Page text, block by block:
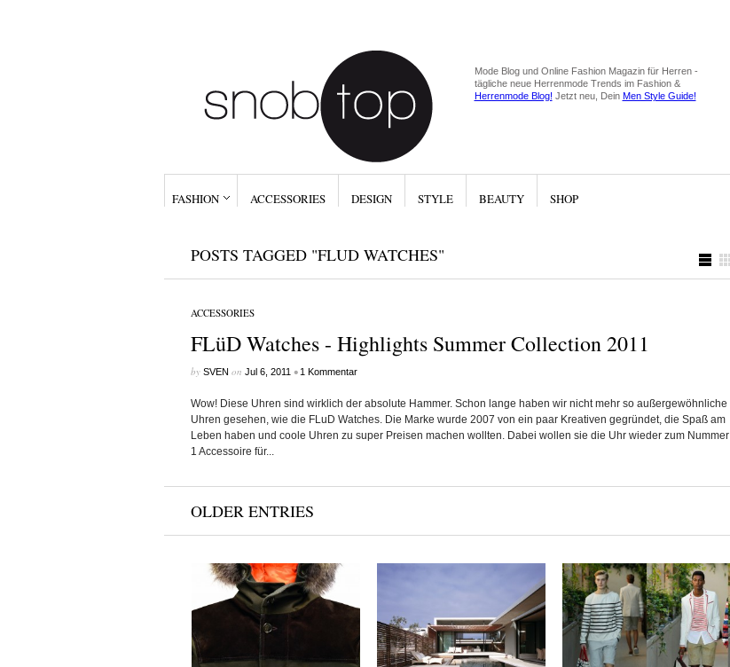
Mode Blog und Online Fashion Magazin für Herren -
tägliche neue Herrenmode Trends im Fashion &
Herrenmode Blog! Jetzt neu, Dein Men Style Guide!
FASHION ACCESSORIES DESIGN STYLE BEAUTY SHOP
POSTS TAGGED "FLUD WATCHES"
ACCESSORIES
FLüD Watches - Highlights Summer Collection 2011
by SVEN on Jul 6, 2011 • 1 Kommentar
Wow! Diese Uhren sind wirklich der absolute Hammer. Schon lange haben wir nicht mehr so außergewöhnliche
Uhren gesehen, wie die FLuD Watches. Die Marke wurde 2007 von ein paar Kreativen gegründet, die Spaß am
Leben haben und coole Uhren zu super Preisen machen wollten. Dabei wollen sie die Uhr wieder zum Nummer
1 Accessoire für...
OLDER ENTRIES
Blauer & Tommy
Hilfiger x Fall/Winter
2012 Collection
The Voelklip House
bySVENonSep 13, 2012
Tommy Hilfiger x
Spring/Summer 2013
Collection
bySVENonSep 12, 2012